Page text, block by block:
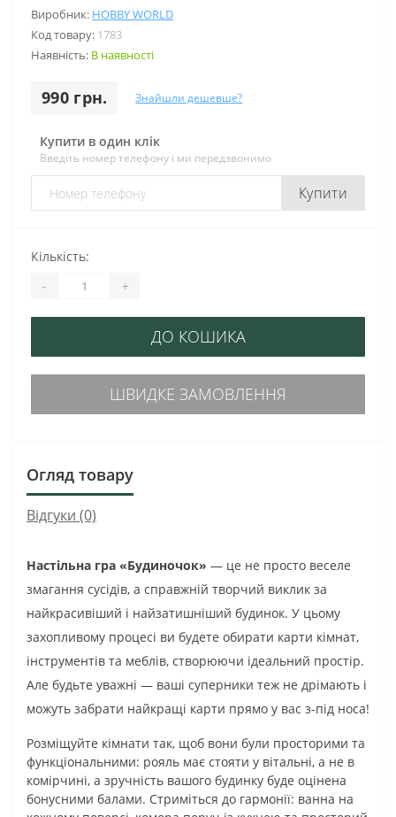
Виробник: HOBBY WORLD
Код товару: 1783
Наявність: В наявності
990 грн. Знайшли дешевше?
Купити в один клік
Введіть номер телефону і ми передзвонимо
Купити
Кількість:
- +
ДО КОШИКА
ШВИДКЕ ЗАМОВЛЕННЯ
Огляд товару
Відгуки (0)
Настільна гра «Будиночок» — це не просто веселе
змагання сусідів, а справжній творчий виклик за
найкрасивіший і найзатишніший будинок. У цьому
захопливому процесі ви будете обирати карти кімнат,
інструментів та меблів, створюючи ідеальний простір.
Але будьте уважні — ваші суперники теж не дрімають і
можуть забрати найкращі карти прямо у вас з-під носа!
Розміщуйте кімнати так, щоб вони були просторими та
функціональними: рояль має стояти у вітальні, а не в
комірчині, а зручність вашого будинку буде оцінена
бонусними балами. Стриміться до гармонії: ванна на